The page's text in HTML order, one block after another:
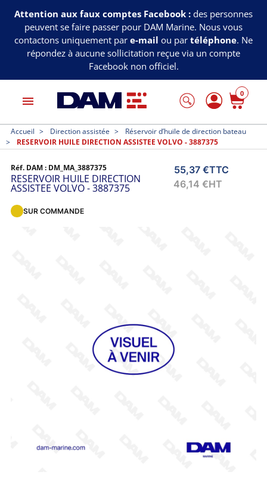
Attention aux faux comptes Facebook : des personnes
peuvent se faire passer pour DAM Marine. Nous vous
contactons uniquement par e-mail ou par téléphone. Ne
répondez à aucune sollicitation reçue via un compte
Facebook non officiel.
menu
0
Accueil Direction assistée
Réservoir d’huile de direction bateau
RESERVOIR HUILE DIRECTION ASSISTEE VOLVO - 3887375
Réf. DAM : DM_MA_3887375
RESERVOIR HUILE DIRECTION
ASSISTEE VOLVO - 3887375
55,37 €TTC
46,14 €HT
SUR COMMANDE